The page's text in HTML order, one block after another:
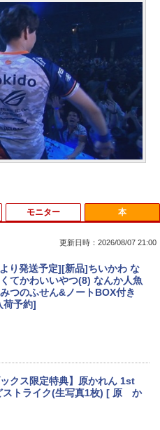
破格金額！】新生活 新古品 W
パソコンノートパソコンoffice
向けノートPC 初期設定済 1
テル高速CPU ランダムで発送
zoom 軽量薄型 無線 型番更
モニター
10%OFFクーポン 8/12 10時
ニター 21.5型 液晶ディスプレ
ディスプレイ 液晶モニター PC
掛け フリッカーレス FreeSy
ト VAパネル VESAフル FHD
本
更新日時：2026/08/07 21:00
り発送予定][新品]ちいかわ な
てかわいいやつ(8) なんか人魚
つのふせん&ノートBOX付き
荷予約]
ックス限定特典】原かれん 1st
ストライク(生写真1枚) [ 原 か